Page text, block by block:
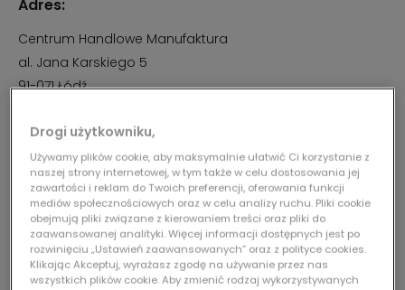
Adres:
Centrum Handlowe Manufaktura
al. Jana Karskiego 5
91-071 Łódź
Godziny otwarcia:
Poniedziałek: 10:00
22:00
Wtorek:
10:00
22:00
Środa:
10:00
22:00
Czwartek:
10:00
22:00
Piątek:
10:00
22:00
Drogi użytkowniku,
Używamy plików cookie, aby maksymalnie ułatwić Ci korzystanie z
naszej strony internetowej, w tym także w celu dostosowania jej
zawartości i reklam do Twoich preferencji, oferowania funkcji
mediów społecznościowych oraz w celu analizy ruchu. Pliki cookie
obejmują pliki związane z kierowaniem treści oraz pliki do
zaawansowanej analityki. Więcej informacji dostępnych jest po
rozwinięciu „Ustawień zaawansowanych” oraz z polityce cookies.
Klikając Akceptuj, wyrażasz zgodę na używanie przez nas
wszystkich plików cookie. Aby zmienić rodzaj wykorzystywanych